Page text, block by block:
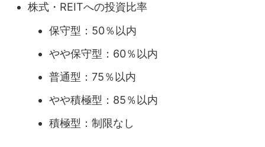
株式・REITへの投資比率
保守型：50％以内
やや保守型：60％以内
普通型：75％以内
やや積極型：85％以内
積極型：制限なし